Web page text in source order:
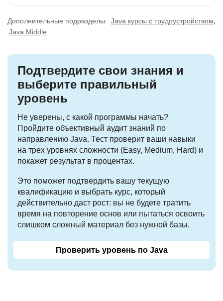
Дополнительные подразделы: Java курсы с трудоустройством,
Java Middle
Подтвердите свои знания и
выберите правильный
уровень
Не уверены, с какой программы начать?
Пройдите объективный аудит знаний по
направлению Java. Тест проверит ваши навыки
на трех уровнях сложности (Easy, Medium, Hard) и
покажет результат в процентах.
Это поможет подтвердить вашу текущую
квалификацию и выбрать курс, который
действительно даст рост: вы не будете тратить
время на повторение основ или пытаться освоить
слишком сложный материал без нужной базы.
Проверить уровень по Java